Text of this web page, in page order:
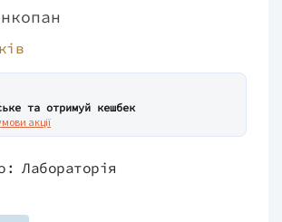
та отримуй кешбек
акції
Лабораторія